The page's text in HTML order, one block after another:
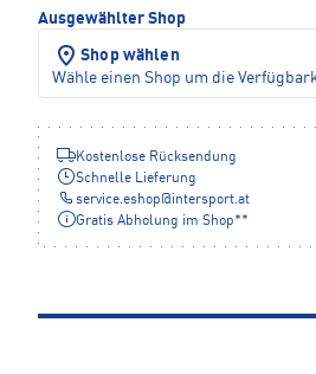
Ausgewählter Shop
Shop wählen
Wähle einen Shop um die
Kostenlose Rücksendung
Schnelle Lieferung
service.eshop@intersport.at
Gratis Abholung im Shop**